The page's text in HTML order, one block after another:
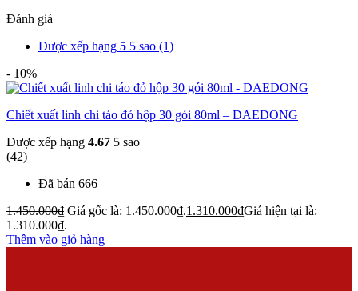
Đánh giá
Được xếp hạng 5 5 sao (1)
- 10%
Chiết xuất linh chi táo đỏ hộp 30 gói 80ml – DAEDONG
Được xếp hạng 4.67 5 sao
(42)
Đã bán 666
1.450.000₫ Giá gốc là: 1.450.000₫.1.310.000₫Giá hiện tại là:
1.310.000₫.
Thêm vào giỏ hàng